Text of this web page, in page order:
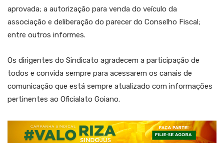
aprovada; a autorização para venda do veículo da
associação e deliberação do parecer do Conselho Fiscal;
entre outros informes.
Os dirigentes do Sindicato agradecem a participação de
todos e convida sempre para acessarem os canais de
comunicação que está sempre atualizado com informações
pertinentes ao Oficialato Goiano.